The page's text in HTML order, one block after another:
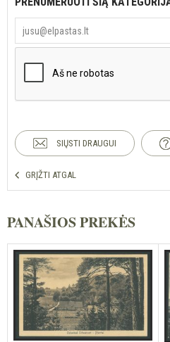
SIŲSTI DRAUGUI
GRĮŽTI ATGAL
PANAŠIOS PREKĖS